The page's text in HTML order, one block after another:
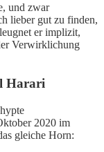
und zwar
lieber gut zu finden,
er implizit,
Verwirklichung
Harari
2020 im
gleiche Horn: